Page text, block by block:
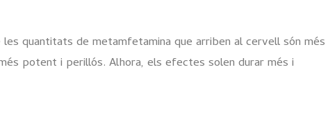
quantitats de metamfetamina que arriben al cervell són més
potent i perillós. Alhora, els efectes solen durar més i